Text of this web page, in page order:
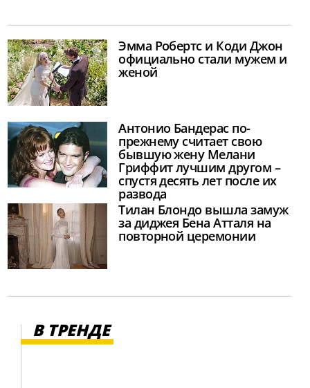
Эмма Робертс и Коди Джон
официально стали мужем и
женой
Антонио Бандерас по-
прежнему считает свою
бывшую жену Мелани
Гриффит лучшим другом –
спустя десять лет после их
развода
Тилан Блондо вышла замуж
за диджея Бена Атталя на
повторной церемонии
В ТРЕНДЕ